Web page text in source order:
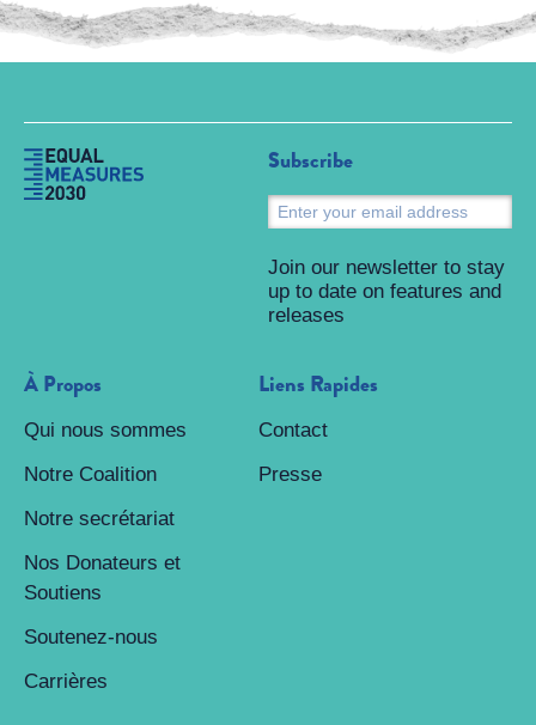
À Propos
Qui nous sommes
Notre Coalition
Notre secrétariat
Nos Donateurs et
Soutiens
Soutenez-nous
Carrières
Liens Rapides
Contact
Presse
Subscribe
Join our newsletter to stay
up to date on features and
releases